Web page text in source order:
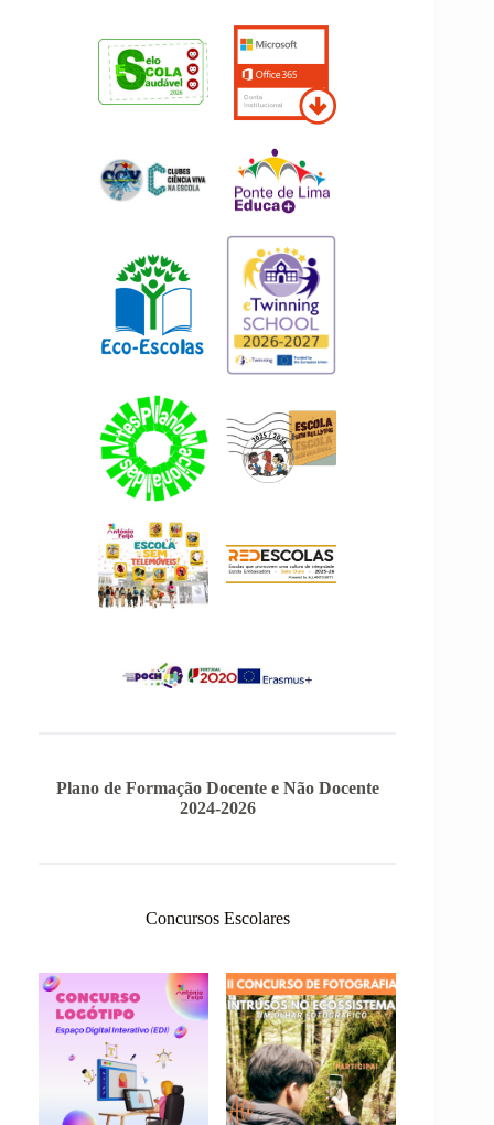
Plano de Formação Docente e Não Docente
2024-2026
Concursos Escolares